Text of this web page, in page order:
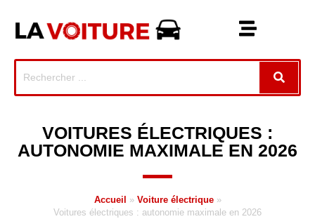
VOITURES ÉLECTRIQUES :
AUTONOMIE MAXIMALE EN 2026
Accueil » Voiture électrique »
Voitures électriques : autonomie maximale en 2026